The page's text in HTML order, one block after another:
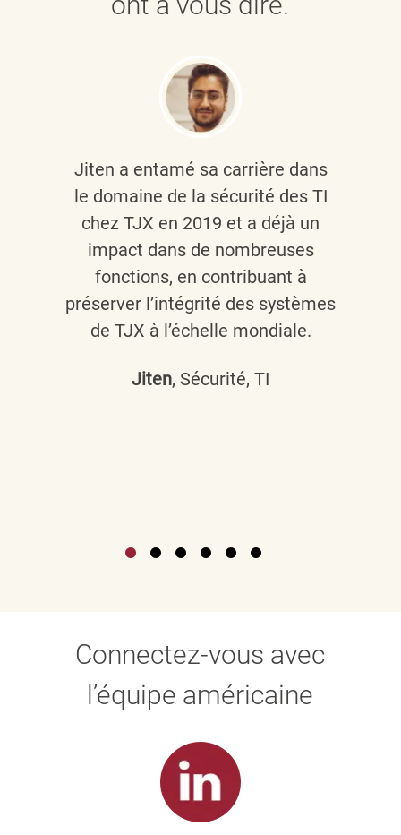
Jiten a entamé sa carrière dans
le domaine de la sécurité des TI
chez TJX en 2019 et a déjà un
impact dans de nombreuses
fonctions, en contribuant à
préserver l’intégrité des systèmes
de TJX à l’échelle mondiale.
Jiten, Sécurité, TI
Connectez-vous avec
l’équipe américaine